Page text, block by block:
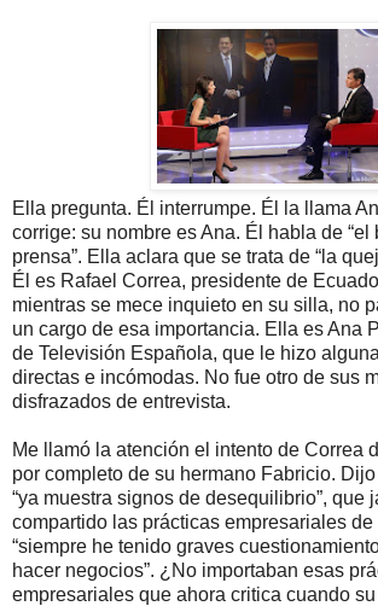
Ella pregunta. Él interrumpe. Él la llama
corrige: su nombre es Ana. Él habla de “el
prensa”. Ella aclara que se trata de “la
Él es Rafael Correa, presidente de
mientras se mece inquieto en su silla, no
un cargo de esa importancia. Ella es Ana
de Televisión Española, que le hizo
directas e incómodas. No fue otro de sus
disfrazados de entrevista.
Me llamó la atención el intento de Correa
por completo de su hermano Fabricio.
“ya muestra signos de desequilibrio”, que
compartido las prácticas empresariales de
“siempre he tenido graves
hacer negocios”. ¿No importaban esas
empresariales que ahora critica cuando